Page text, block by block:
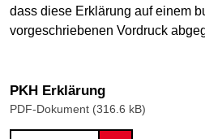
dass diese Erklärung auf einem
vorgeschriebenen Vordruck
PKH Erklärung
PDF-Dokument (316.6 kB)